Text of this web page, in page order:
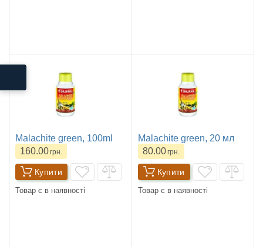
Malachite green, 100ml
160.00грн.
Купити
Товар є в наявності
Malachite green, 20 мл
80.00грн.
Купити
Товар є в наявності